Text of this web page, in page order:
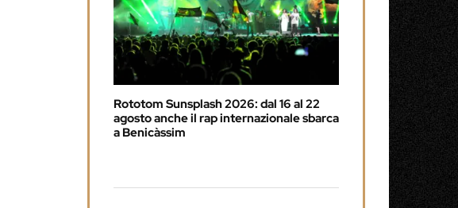
Rototom Sunsplash 2026: dal 16 al 22
agosto anche il rap internazionale sbarca
a Benicàssim